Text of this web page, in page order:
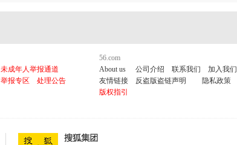
未成年人举报通道
举报专区
处理公告
56.com
About us
公司介绍 联系我们
加入我们
友情链接
反盗版盗链声明
隐私政策
版权指引